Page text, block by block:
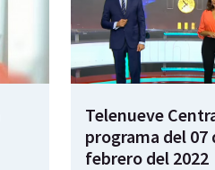
Telenueve
programa del 07
febrero del 2022